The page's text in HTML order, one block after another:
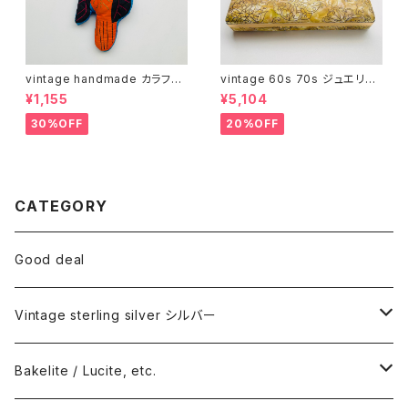
vintage handmade カラフル
バード 04
¥1,155
30%OFF
vintage 60s 70s ジュエリー
ボックス（サイズ L・レトロ模様）
¥5,104
20%OFF
CATEGORY
Good deal
Vintage sterling silver シルバー
ネックレス
Bakelite / Lucite, etc.